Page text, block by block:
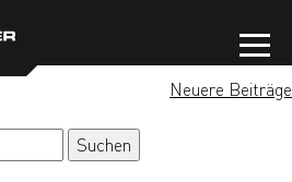
Neuere Beiträge